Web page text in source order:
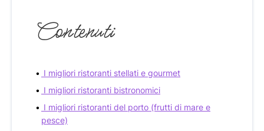
Contenuti
I migliori ristoranti stellati e gourmet
I migliori ristoranti bistronomici
I migliori ristoranti del porto (frutti di mare e
pesce)